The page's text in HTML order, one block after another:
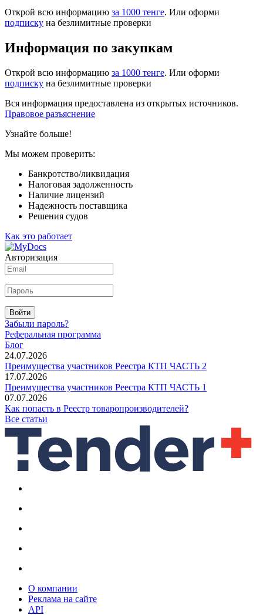
Открой всю информацию за 1000 тенге. Или оформи
подписку на безлимитные проверки
Информация по закупкам
Открой всю информацию за 1000 тенге. Или оформи
подписку на безлимитные проверки
Вся информация предоставлена из открытых источников.
Правовое разъяснение
Узнайте больше!
Мы можем проверить:
Банкротство/ликвидация
Налоговая задолженность
Наличие лицензий
Надежность поставщика
Решения судов
Как это работает
Авторизация
Войти
Забыли пароль?
Реферальная программа
Блог
24.07.2026
Преимущества участников Реестра КТП ЧАСТЬ 2
17.07.2026
Преимущества участников Реестра КТП ЧАСТЬ 1
07.07.2026
Как попасть в Реестр товаропроизводителей?
Все статьи
О компании
Реклама на сайте
API